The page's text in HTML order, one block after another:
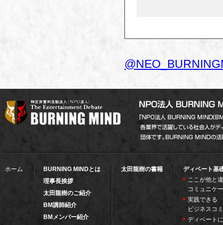
ホーム
BURNING MINDとは
理事長挨拶
太田龍樹のご紹介
BM講師紹介
BMメンバー紹介
太田龍樹の書籍
ディベート基
ここが他と
コミュニケ
実践できる
ビジネスコ
ディベート